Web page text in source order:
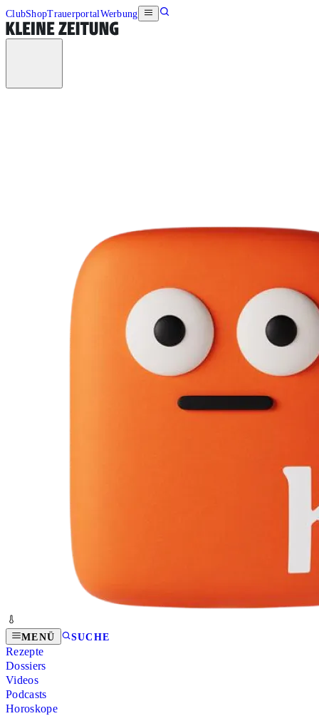
ClubShopTrauerportalWerbung
MENÜ SUCHE
Rezepte
Dossiers
Videos
Podcasts
Horoskope